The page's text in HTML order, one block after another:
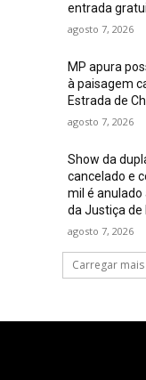
entrada
agosto 7, 2026
MP apura
à paisagem
Estrada de
agosto 7, 2026
Show da
cancelado e
mil é
da Justiça de
agosto 7, 2026
Carregar mais